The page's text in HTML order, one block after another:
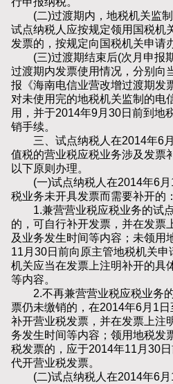
(二)过渡期内，地税机关监制
试点纳税人应按规定领用国税机
发票的，按规定向国税机关申请
(三)过渡期结束后(次月申报
过渡期内发票使用情况，分别向
报《海南电信业营改增过渡期发
对未使用完的地税机关监制的电
用，并于2014年9月30日前到地
销手续。
三、试点纳税人在2014年6月
值税的营业税应税业务涉及发票
以下原则办理。
(一)试点纳税人在2014年6月
税业务未开具发票而需要补开的：
1.兼营营业税应税业务的试点
的，可自行补开发票，并在发票
及业务发生时间等内容；未领用
11月30日前向原主管地税机关
机关应当在发票上注明补开的具
等内容。
2.不再兼营营业税应税业务的
票仍未缴销的，在2014年6月1
补开营业税发票，并在发票上注
务发生时间等内容；领用地税发
税发票的，应于2014年11月30
代开营业税发票。
(二)试点纳税人在2014年6月